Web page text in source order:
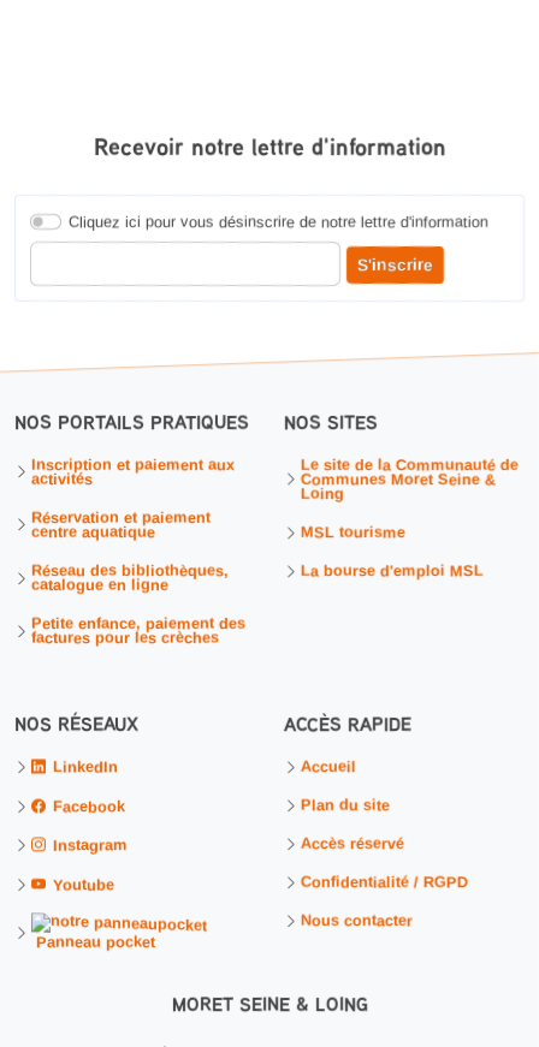
Recevoir notre lettre d'information
Cliquez ici pour vous désinscrire de notre lettre d'information
Entrer votre adresse courriel pour recevoir notre lettre d'information
S'inscrire
NOS PORTAILS PRATIQUES
Inscription et paiement aux
activités
Réservation et paiement
centre aquatique
Réseau des bibliothèques,
catalogue en ligne
Petite enfance, paiement des
factures pour les crèches
NOS SITES
Le site de la Communauté de
Communes Moret Seine &
Loing
MSL tourisme
La bourse d'emploi MSL
NOS RÉSEAUX
LinkedIn
Facebook
Instagram
Youtube
Panneau pocket
ACCÈS RAPIDE
Accueil
Plan du site
Accès réservé
Confidentialité / RGPD
Nous contacter
MORET SEINE & LOING